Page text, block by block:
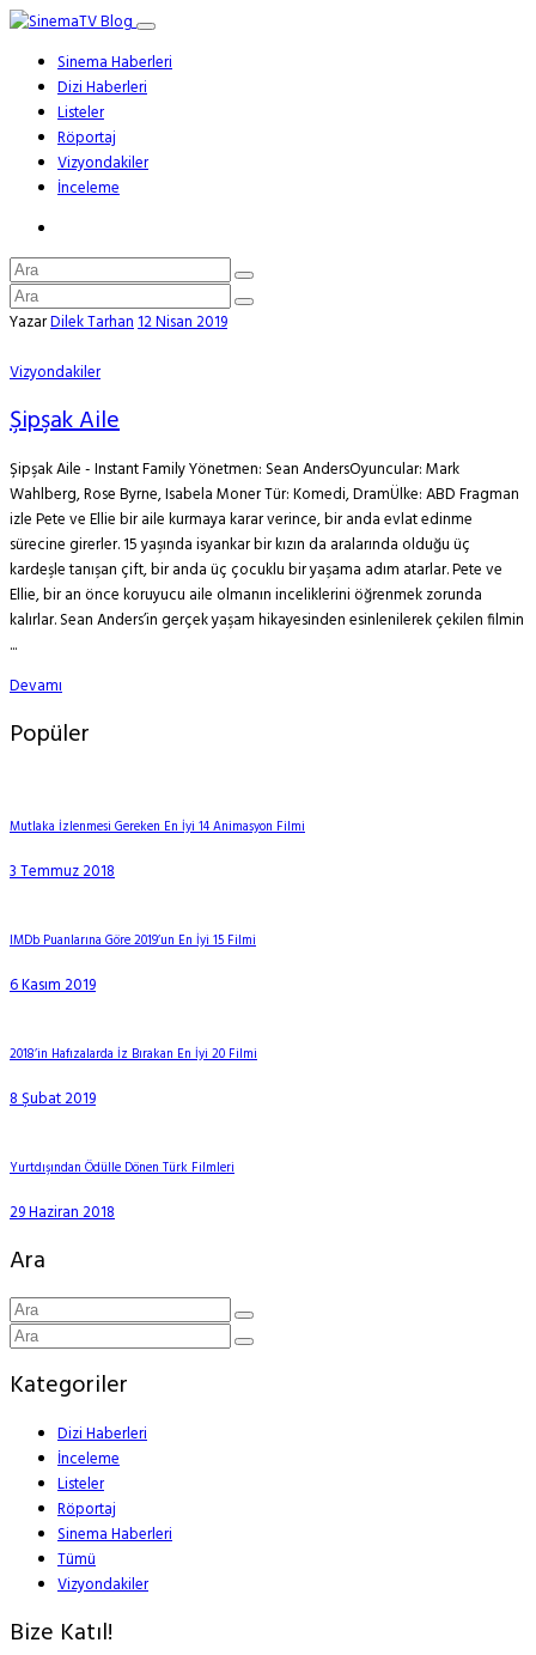
Sinema Haberleri
Dizi Haberleri
Listeler
Röportaj
Vizyondakiler
İnceleme
YazarDilek Tarhan12 Nisan 2019
Vizyondakiler
Şipşak Aile
Şipşak Aile - Instant Family Yönetmen: Sean AndersOyuncular: Mark
Wahlberg, Rose Byrne, Isabela Moner Tür: Komedi, DramÜlke: ABD Fragman
izle Pete ve Ellie bir aile kurmaya karar verince, bir anda evlat edinme
sürecine girerler. 15 yaşında isyankar bir kızın da aralarında olduğu üç
kardeşle tanışan çift, bir anda üç çocuklu bir yaşama adım atarlar. Pete ve
Ellie, bir an önce koruyucu aile olmanın inceliklerini öğrenmek zorunda
kalırlar. Sean Anders’in gerçek yaşam hikayesinden esinlenilerek çekilen filmin
...
Devamı
Popüler
Mutlaka İzlenmesi Gereken En İyi 14 Animasyon Filmi
3 Temmuz 2018
IMDb Puanlarına Göre 2019’un En İyi 15 Filmi
6 Kasım 2019
2018’in Hafızalarda İz Bırakan En İyi 20 Filmi
8 Şubat 2019
Yurtdışından Ödülle Dönen Türk Filmleri
29 Haziran 2018
Ara
Kategoriler
Dizi Haberleri
İnceleme
Listeler
Röportaj
Sinema Haberleri
Tümü
Vizyondakiler
Bize Katıl!